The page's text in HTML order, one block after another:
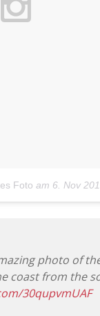
Foto am 6. Nov
photo of
coast from the
30qupvmUAF